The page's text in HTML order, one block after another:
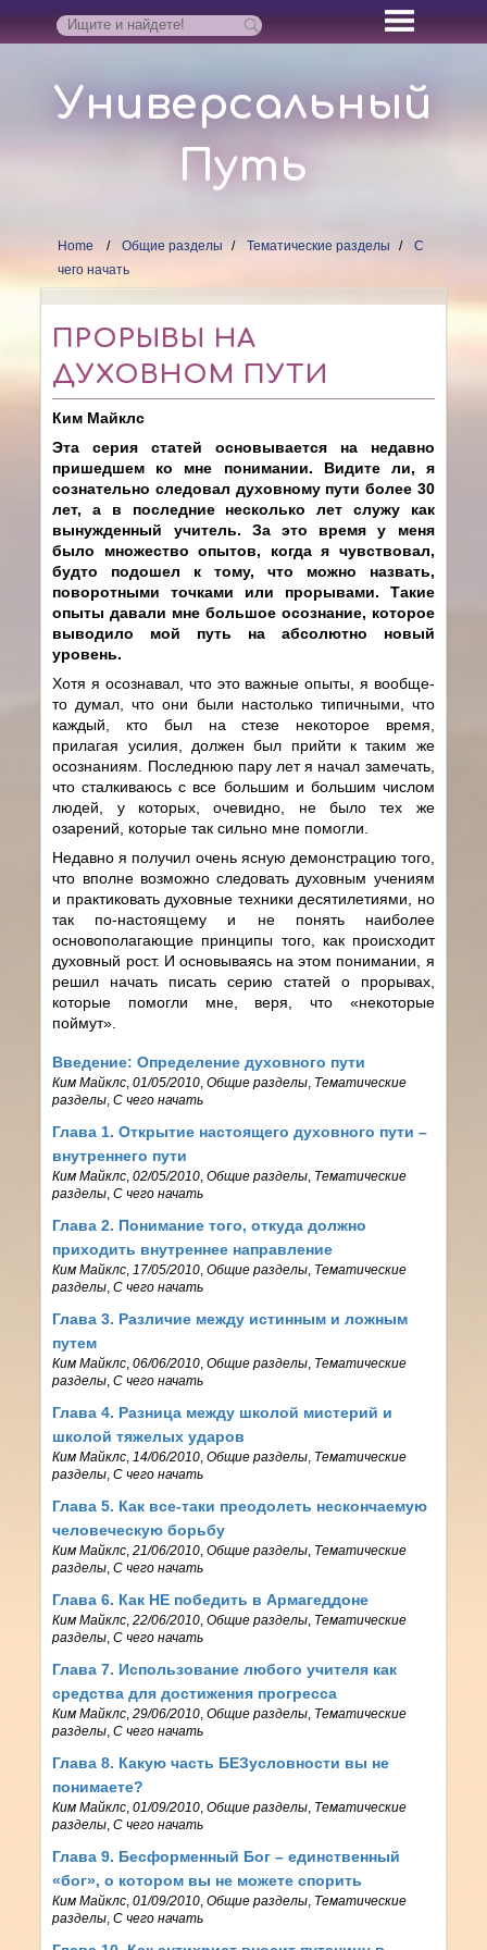
Универсальный
Путь
Home Общие разделы Тематические разделы
С
чего начать
ПРОРЫВЫ НА
ДУХОВНОМ ПУТИ
Ким Майклс
Эта серия статей основывается на недавно
пришедшем ко мне понимании. Видите ли, я
сознательно следовал духовному пути более 30
лет, а в последние несколько лет служу как
вынужденный учитель. За это время у меня
было множество опытов, когда я чувствовал,
будто подошел к тому, что можно назвать,
поворотными точками или прорывами. Такие
опыты давали мне большое осознание, которое
выводило мой путь на абсолютно новый
уровень.
Хотя я осознавал, что это важные опыты, я вообще-
то думал, что они были настолько типичными, что
каждый, кто был на стезе некоторое время,
прилагая усилия, должен был прийти к таким же
осознаниям. Последнюю пару лет я начал замечать,
что сталкиваюсь с все большим и большим числом
людей, у которых, очевидно, не было тех же
озарений, которые так сильно мне помогли.
Недавно я получил очень ясную демонстрацию того,
что вполне возможно следовать духовным учениям
и практиковать духовные техники десятилетиями, но
так по-настоящему и не понять наиболее
основополагающие принципы того, как происходит
духовный рост. И основываясь на этом понимании, я
решил начать писать серию статей о прорывах,
которые помогли мне, веря, что «некоторые
поймут».
Введение: Определение духовного пути
Ким Майклс ,01/05/2010 ,Общие разделы Тематические
разделы ,С чего начать
Глава 1. Открытие настоящего духовного пути –
внутреннего пути
Ким Майклс ,02/05/2010 ,Общие разделы Тематические
разделы ,С чего начать
Глава 2. Понимание того, откуда должно
приходить внутреннее направление
Ким Майклс 17/05/2010 ,Общие разделы Тематические
разделы ,С чего начать
Глава 3. Различие между истинным и ложным
путем
Ким Майклс ,06/06/2010 ,Общие разделы Тематические
разделы ,С чего начать
Глава 4. Разница между школой мистерий и
школой тяжелых ударов
Ким Майклс 14/06/2010 ,Общие разделы Тематические
разделы ,С чего начать
Глава 5. Как все-таки преодолеть нескончаемую
человеческую борьбу
Ким Майклс ,21/06/2010 ,Общие разделы Тематические
разделы ,С чего начать
Глава 6. Как НЕ победить в Армагеддоне
Ким Майклс ,22/06/2010 ,Общие разделы Тематические
разделы ,С чего начать
Глава 7. Использование любого учителя как
средства для достижения прогресса
Ким Майклс ,29/06/2010 ,Общие разделы Тематические
разделы ,С чего начать
Глава 8. Какую часть БЕЗусловности вы не
понимаете?
Ким Майклс ,01/09/2010 ,Общие разделы Тематические
разделы ,С чего начать
Глава 9. Бесформенный Бог – единственный
«бог», о котором вы не можете спорить
Ким Майклс ,01/09/2010 ,Общие разделы Тематические
разделы ,С чего начать